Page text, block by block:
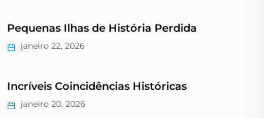
Pequenas Ilhas de História Perdida
janeiro 22, 2026
Incríveis Coincidências Históricas
janeiro 20, 2026